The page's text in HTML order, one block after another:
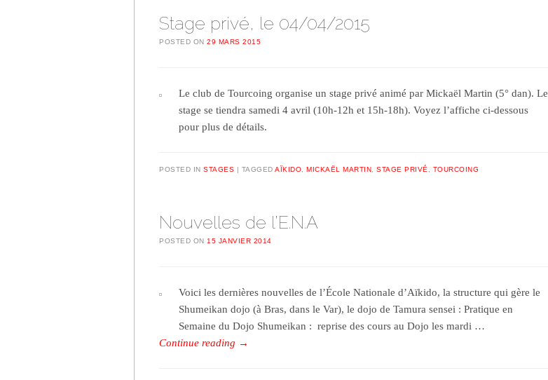
Stage privé, le 04/04/2015
POSTED ON 29 MARS 2015
Le club de Tourcoing organise un stage privé animé par Mickaël Martin (5° dan). Le
stage se tiendra samedi 4 avril (10h-12h et 15h-18h). Voyez l’affiche ci-dessous
pour plus de détails.
POSTED IN STAGES TAGGED AÏKIDO, MICKAËL MARTIN, STAGE PRIVÉ, TOURCOING
Nouvelles de l’E.N.A
POSTED ON 15 JANVIER 2014
Voici les dernières nouvelles de l’École Nationale d’Aïkido, la structure qui gère le
Shumeikan dojo (à Bras, dans le Var), le dojo de Tamura sensei : Pratique en
Semaine du Dojo Shumeikan : reprise des cours au Dojo les mardi …
Continue reading →